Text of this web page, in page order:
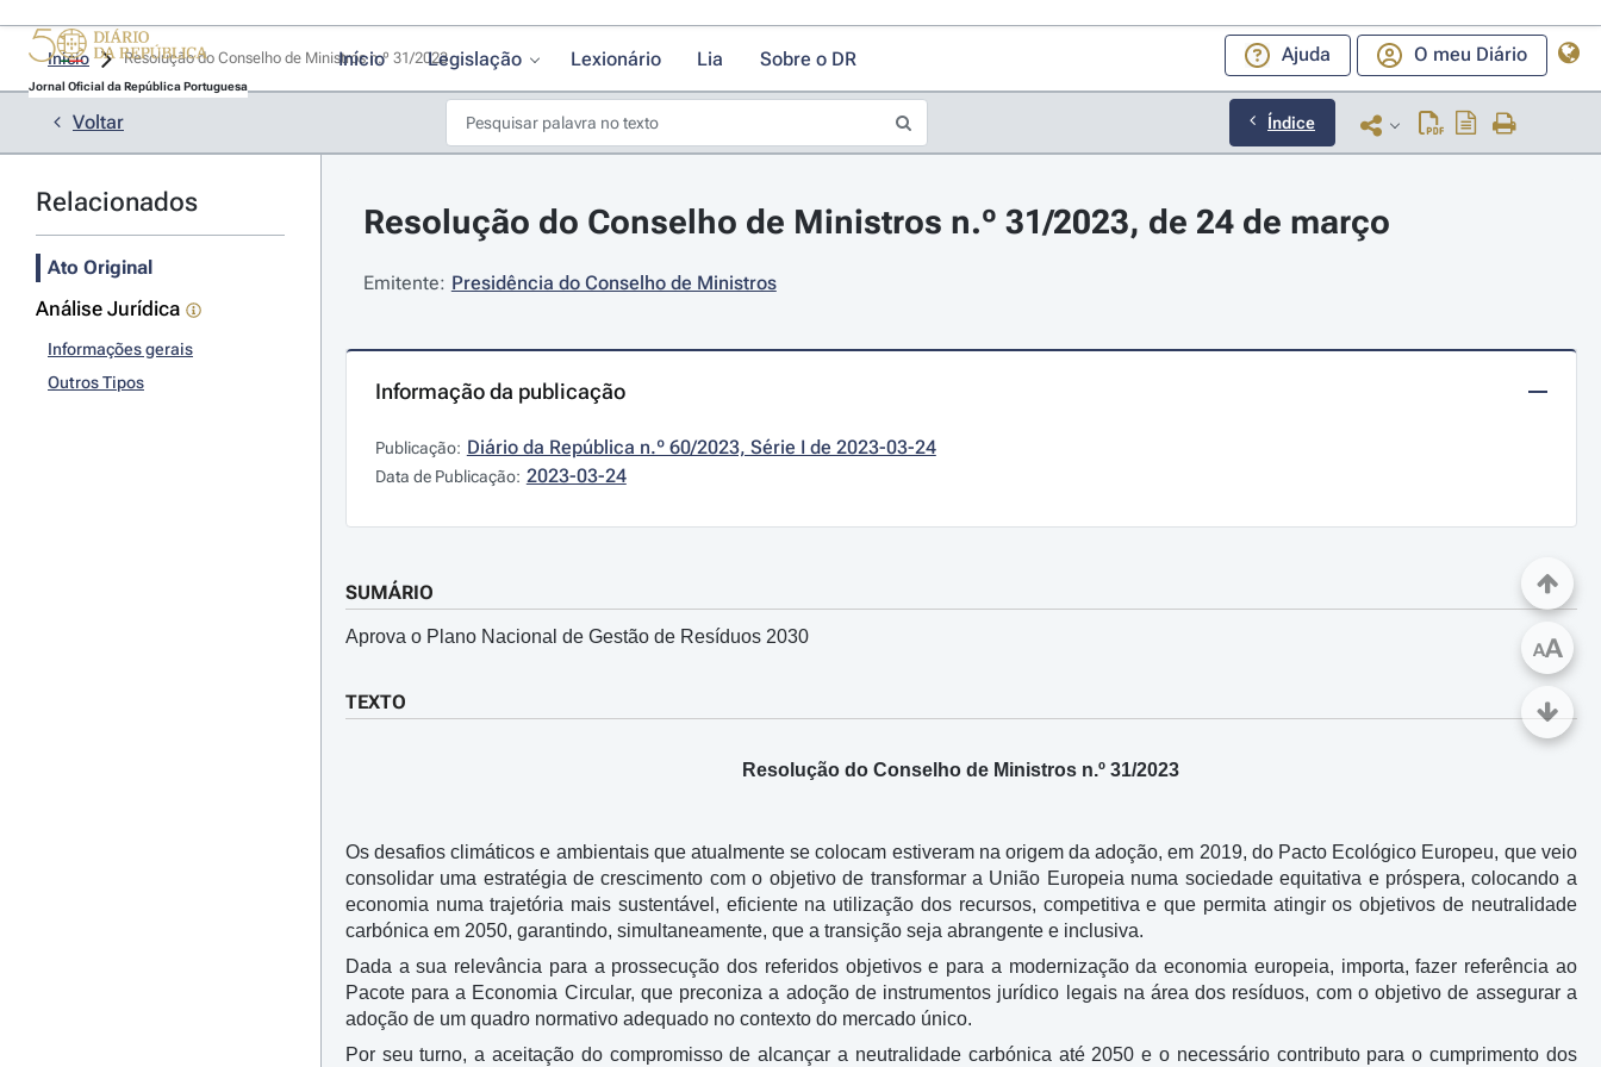
Jornal Oficial da República Portuguesa
Início Legislação Lexionário Lia Sobre o DR Ajuda O meu Diário
Início Resolução do Conselho de Ministros n.º 31/2023
Voltar Índice
Relacionados
Ato Original
Análise Jurídica
Informações gerais
Outros Tipos
Resolução do Conselho de Ministros n.º 31/2023, de 24 de março
Emitente: Presidência do Conselho de Ministros
Informação da publicação
Publicação: Diário da República n.º 60/2023, Série I de 2023-03-24
Data de Publicação: 2023-03-24
SUMÁRIO
Aprova o Plano Nacional de Gestão de Resíduos 2030
TEXTO
Resolução do Conselho de Ministros n.º 31/2023
Os desafios climáticos e ambientais que atualmente se colocam estiveram na origem da adoção, em 2019, do Pacto Ecológico Europeu, que veio
consolidar uma estratégia de crescimento com o objetivo de transformar a União Europeia numa sociedade equitativa e próspera, colocando a
economia numa trajetória mais sustentável, eficiente na utilização dos recursos, competitiva e que permita atingir os objetivos de neutralidade
carbónica em 2050, garantindo, simultaneamente, que a transição seja abrangente e inclusiva.
Dada a sua relevância para a prossecução dos referidos objetivos e para a modernização da economia europeia, importa, fazer referência ao
Pacote para a Economia Circular, que preconiza a adoção de instrumentos jurídico legais na área dos resíduos, com o objetivo de assegurar a
adoção de um quadro normativo adequado no contexto do mercado único.
Por seu turno, a aceitação do compromisso de alcançar a neutralidade carbónica até 2050 e o necessário contributo para o cumprimento dos
AA